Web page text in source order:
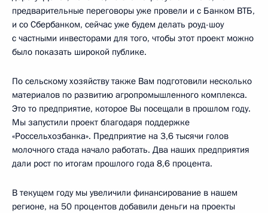
предварительные переговоры уже провели и с Банком ВТБ,
и со Сбербанком, сейчас уже будем делать роуд-шоу
с частными инвесторами для того, чтобы этот проект можно
было показать широкой публике.
По сельскому хозяйству также Вам подготовили несколько
материалов по развитию агропромышленного комплекса.
Это то предприятие, которое Вы посещали в прошлом году.
Мы запустили проект благодаря поддержке
«Россельхозбанка». Предприятие на 3,6 тысячи голов
молочного стада начало работать. Два наших предприятия
дали рост по итогам прошлого года 8,6 процента.
В текущем году мы увеличили финансирование в нашем
регионе, на 50 процентов добавили деньги на проекты